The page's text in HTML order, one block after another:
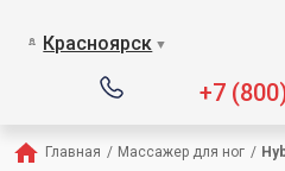
Красноярск ▼
+7
Главная / Массажер для ног /